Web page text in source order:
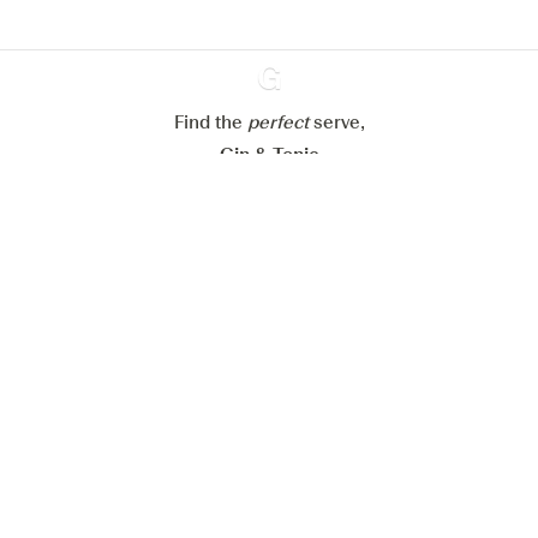
Ginventory
Find the perfectserve,
Gin & Tonic